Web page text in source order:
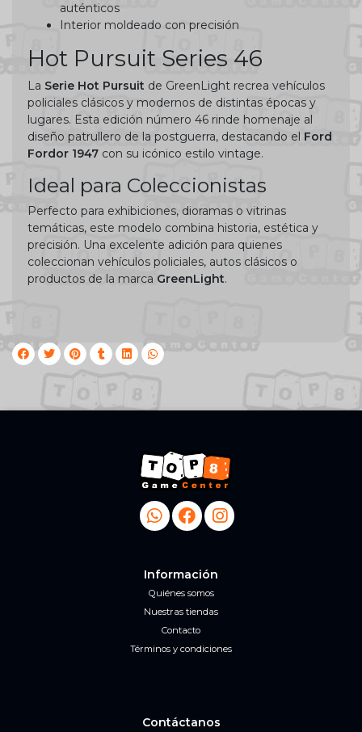
auténticos
Interior moldeado con precisión
Hot Pursuit Series 46
La Serie Hot Pursuit de GreenLight recrea vehículos
policiales clásicos y modernos de distintas épocas y
lugares. Esta edición número 46 rinde homenaje al
diseño patrullero de la postguerra, destacando el Ford
Fordor 1947 con su icónico estilo vintage.
Ideal para Coleccionistas
Perfecto para exhibiciones, dioramas o vitrinas
temáticas, este modelo combina historia, estética y
precisión. Una excelente adición para quienes
coleccionan vehículos policiales, autos clásicos o
productos de la marca GreenLight.
Información
Quiénes somos
Nuestras tiendas
Contacto
Términos y condiciones
Contáctanos